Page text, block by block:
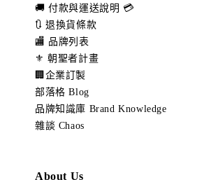
🚚 付款與運送說明 💳
🔃 退換貨條款
🏬 品牌列表
⚜️ 朝聖者計畫
🏢企業訂製
部落格 Blog
品牌知識庫 Brand Knowledge
雜談 Chaos
About Us